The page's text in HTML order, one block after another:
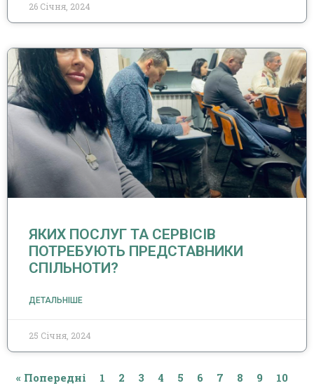
26 Січня, 2024
ЯКИХ ПОСЛУГ ТА СЕРВІСІВ
ПОТРЕБУЮТЬ ПРЕДСТАВНИКИ
СПІЛЬНОТИ?
ДЕТАЛЬНІШЕ
25 Січня, 2024
« Попередні 1 2 3 4 5 6 7 8 9 10